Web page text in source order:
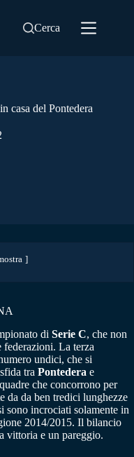
Cerca
casa del Pontedera
di Serie C, che non
federazioni. La terza
undici, che si
tra Pontedera e
che concorrono per
da da ben tredici lunghezze
sono incrociati solamente in
2014/2015. Il bilancio
vittoria e un pareggio.